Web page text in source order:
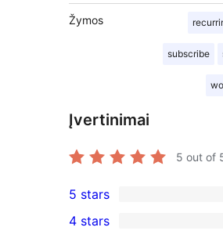
Žymos
subscribe
Įvertinimai
5 out of
4
5-
5 stars
4 stars